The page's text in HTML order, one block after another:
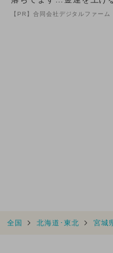
法とは
【PR】合同会社デジタルファーム
全国 北海道･東北 宮城